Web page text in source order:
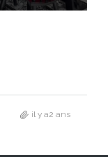
il y a2 ans